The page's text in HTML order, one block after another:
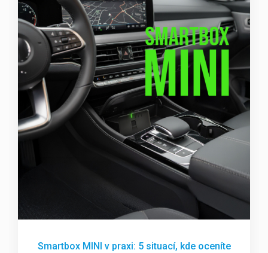
Smartbox MINI v praxi: 5 situací, kde oceníte